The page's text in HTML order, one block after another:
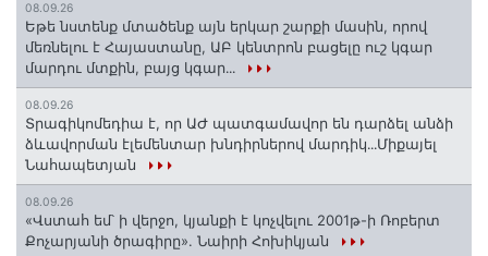
08.09.26
Եթե նստենք մտածենք այն երկար շարքի մասին, որով
մեռնելու է Հայաստանը, ԱԲ կենտրոն բացելը ուշ կգար
մարդու մտքին, բայց կգար․․․
08.09.26
Տրագիկոմեդիա է, որ ԱԺ պատգամավոր են դարձել անձի
ձևավորման էլեմենտար խնդիրներով մարդիկ․․․Միքայել
Նահապետյան
08.09.26
«Վստահ եմ՝ ի վերջո, կյանքի է կոչվելու 2001թ-ի Ռոբերտ
Քոչարյանի ծրագիրը». Նաիրի Հոխիկյան